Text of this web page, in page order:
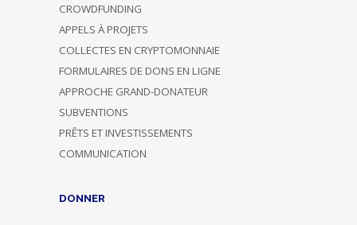
CROWDFUNDING
APPELS À PROJETS
COLLECTES EN CRYPTOMONNAIE
FORMULAIRES DE DONS EN LIGNE
APPROCHE GRAND-DONATEUR
SUBVENTIONS
PRÊTS ET INVESTISSEMENTS
COMMUNICATION
DONNER